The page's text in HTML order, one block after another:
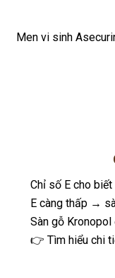
Chỉ số E cho
E càng thấp →
Sàn gỗ